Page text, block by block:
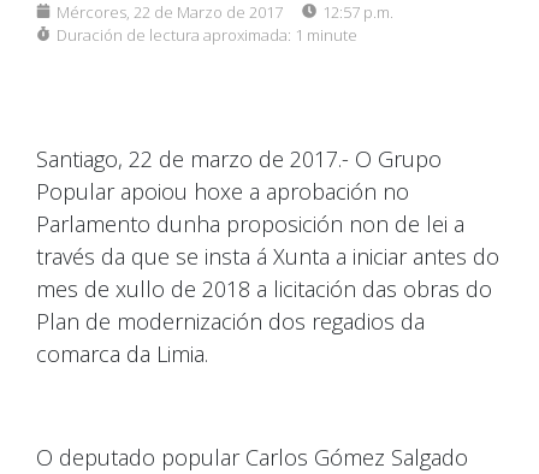
Mércores, 22 de Marzo de 2017
12:57 p.m.
Duración de lectura aproximada: 1 minute
Santiago, 22 de marzo de 2017.- O Grupo
Popular apoiou hoxe a aprobación no
Parlamento dunha proposición non de lei a
través da que se insta á Xunta a iniciar antes do
mes de xullo de 2018 a licitación das obras do
Plan de modernización dos regadios da
comarca da Limia.
O deputado popular Carlos Gómez Salgado